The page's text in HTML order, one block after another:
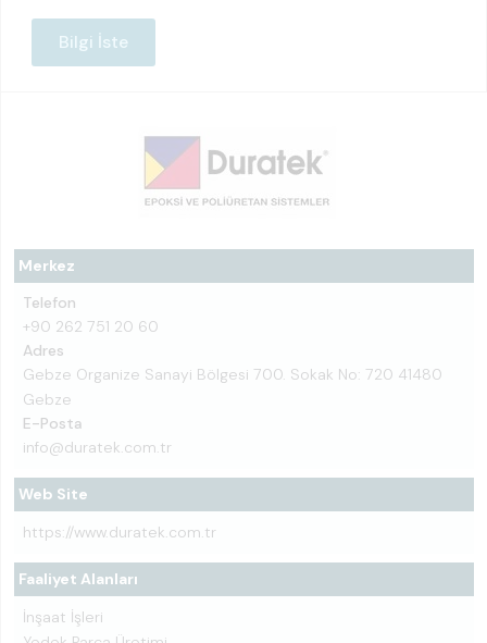
Merkez
Telefon
+90 262 751 20 60
Adres
Gebze Organize Sanayi Bölgesi 700. Sokak No: 720 41480
Gebze
E-Posta
info@duratek.com.tr
Web Site
https://www.duratek.com.tr
Faaliyet Alanları
İnşaat İşleri
Bilgi İste